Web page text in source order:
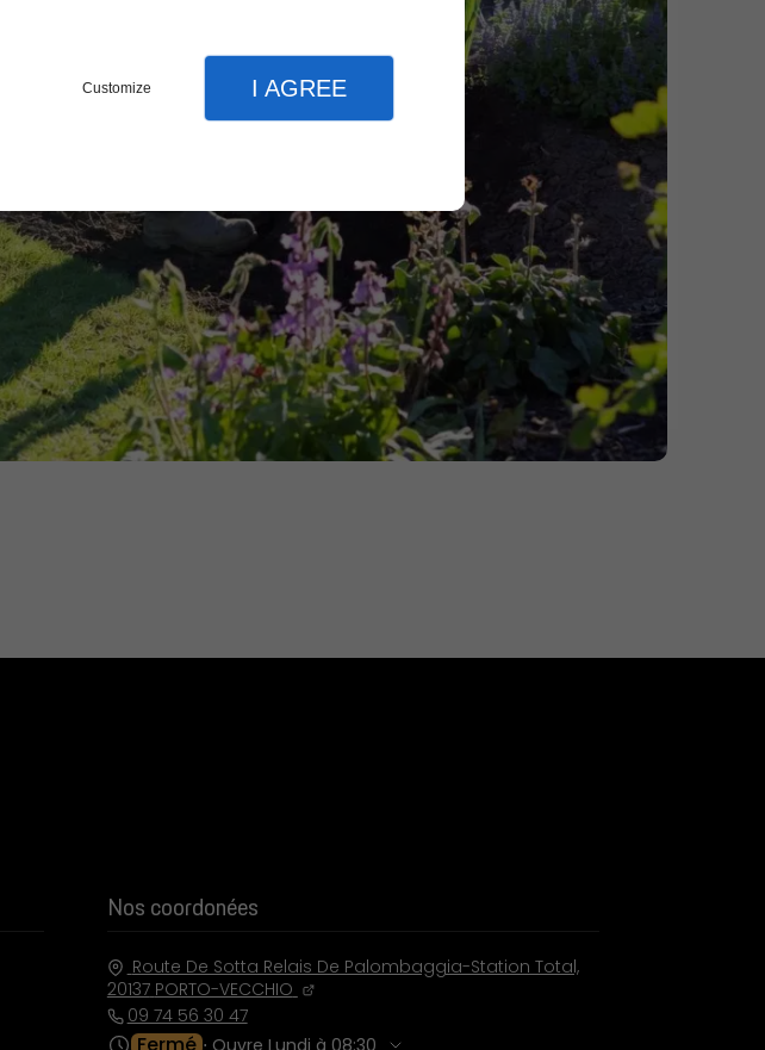
Customize I AGREE
Nos coordonées
Route De Sotta Relais De Palombaggia-Station Total,
20137 PORTO-VECCHIO
09 74 56 30 47
Fermé ⋅ Ouvre Lundi à 08:30